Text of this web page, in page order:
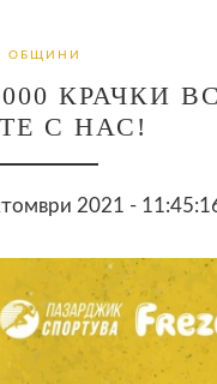
ОБЩИНИ
КРАЧКИ
С НАС!
2021 -